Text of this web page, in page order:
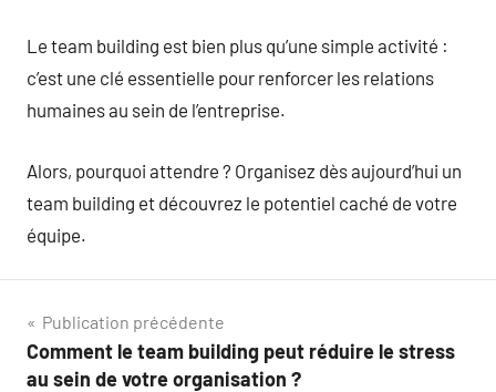
Le team building est bien plus qu’une simple activité :
c’est une clé essentielle pour renforcer les relations
humaines au sein de l’entreprise.
Alors, pourquoi attendre ? Organisez dès aujourd’hui un
team building et découvrez le potentiel caché de votre
équipe.
Navigation
de
Publication précédente
Comment le team building peut réduire le stress
au sein de votre organisation ?